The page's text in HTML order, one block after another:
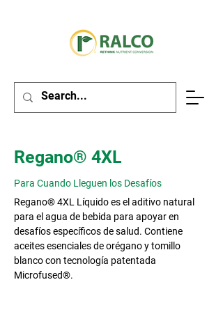
Regano® 4XL
Para Cuando Lleguen los Desafíos
Regano® 4XL Líquido es el aditivo natural
para el agua de bebida para apoyar en
desafíos específicos de salud. Contiene
aceites esenciales de orégano y tomillo
blanco con tecnología patentada
Microfused®.